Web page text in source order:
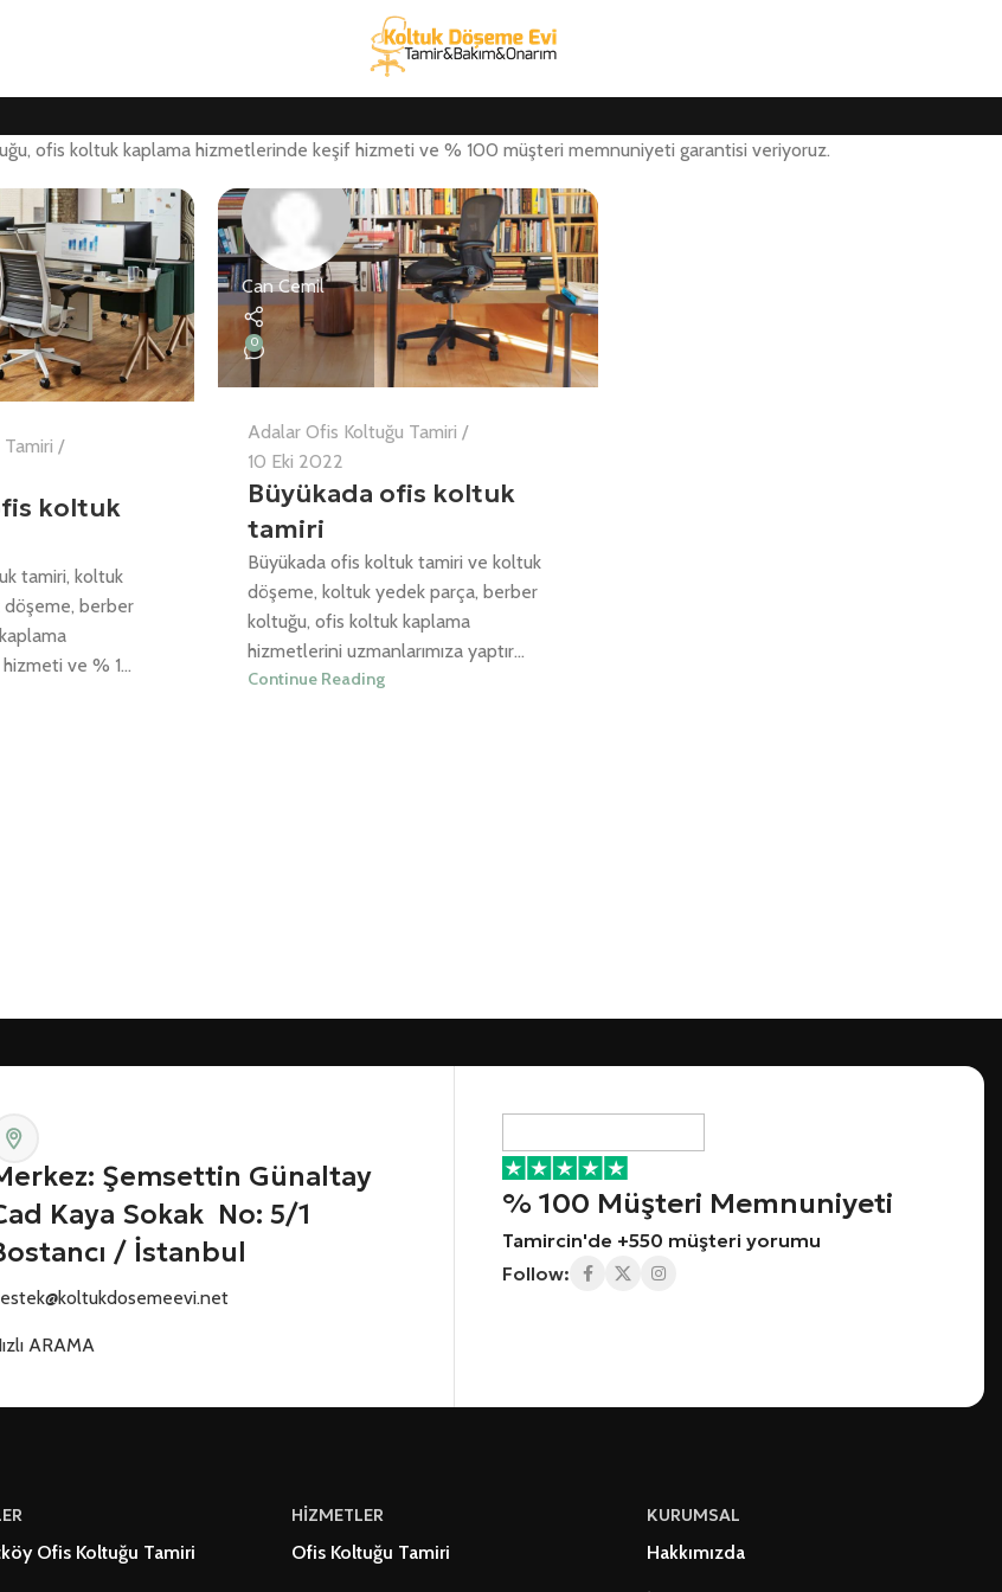
ofis koltuk kaplama hizmetlerinde keşif hizmeti ve % 100 müşteri memnuniyeti garantisi veriyoruz.
koltuk
tamiri, koltuk
berber
ve % 1...
Can Cemil
0
Adalar Ofis Koltuğu Tamiri
10 Eki 2022
Büyükada ofis koltuk
tamiri
Büyükada ofis koltuk tamiri ve koltuk
döşeme, koltuk yedek parça, berber
koltuğu, ofis koltuk kaplama
hizmetlerini uzmanlarımıza yaptır...
Continue Reading
Şemsettin Günaltay
Kaya Sokak No: 5/1
/ İstanbul
ARAMA
% 100 Müşteri Memnuniyeti
Tamircin'de +550 müşteri yorumu
Follow:
Ofis Koltuğu Tamiri
HİZMETLER
Ofis Koltuğu Tamiri
KURUMSAL
Hakkımızda